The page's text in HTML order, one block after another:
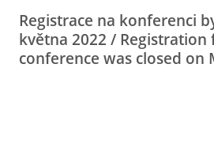
Registrace na konferenci
května 2022 / Registration
conference was closed on